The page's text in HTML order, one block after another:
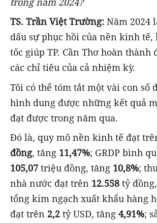
TS. Trần Việt Trường: Năm 2024
dấu sự phục hồi của nền kinh
tốc giúp TP. Cần Thơ hoàn thành
các chỉ tiêu của cả nhiệm kỳ.
Tôi có thể tóm tắt một vài con số
hình dung được những kết quả
đạt được trong năm qua.
Đó là, quy mô nền kinh tế đạt
đồng, tăng 11,47%; GRDP bình
105,07 triệu đồng, tăng 10,8%;
nhà nước đạt trên 12.558 tỷ
tổng kim ngạch xuất khẩu hàng
đạt trên 2,2 tỷ USD, tăng 4,91%;